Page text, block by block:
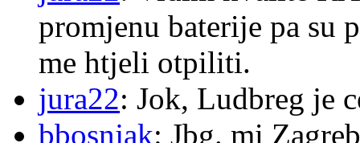
promjenu baterije pa su
me htjeli otpiliti.
jura22: Jok, Ludbreg je
bbosnjak: Jbg. mi